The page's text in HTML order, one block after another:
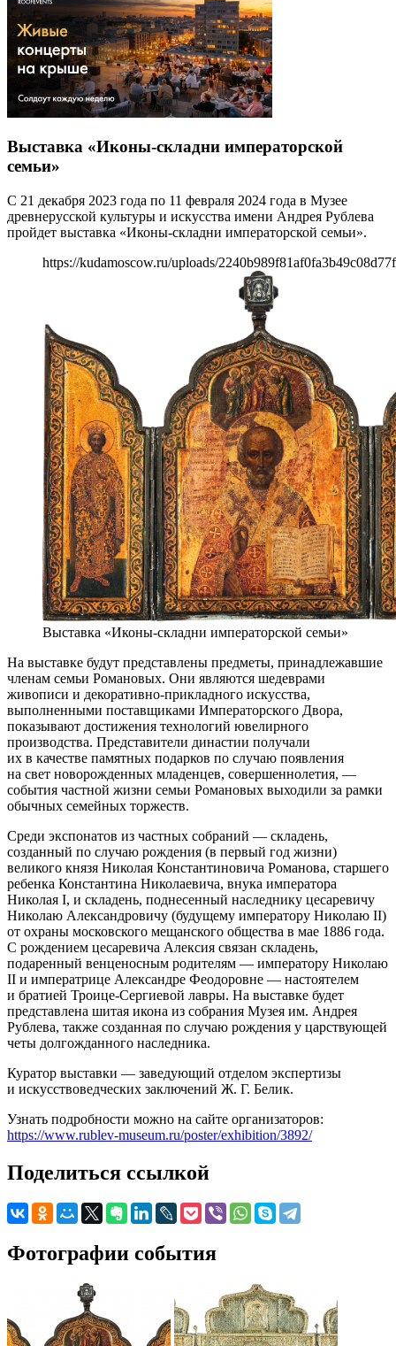
Выставка «Иконы-складни императорской
семьи»
С 21 декабря 2023 года по 11 февраля 2024 года в Музее
древнерусской культуры и искусства имени Андрея Рублева
пройдет выставка «Иконы-складни императорской семьи».
https://kudamoscow.ru/uploads/
Выставка «Иконы-складни императорской семьи»
На выставке будут представлены предметы, принадлежавшие
членам семьи Романовых. Они являются шедеврами
живописи и декоративно-прикладного искусства,
выполненными поставщиками Императорского Двора,
показывают достижения технологий ювелирного
производства. Представители династии получали
их в качестве памятных подарков по случаю появления
на свет новорожденных младенцев, совершеннолетия, —
события частной жизни семьи Романовых выходили за рамки
обычных семейных торжеств.
Среди экспонатов из частных собраний — складень,
созданный по случаю рождения (в первый год жизни)
великого князя Николая Константиновича Романова, старшего
ребенка Константина Николаевича, внука императора
Николая I, и складень, поднесенный наследнику цесаревичу
Николаю Александровичу (будущему императору Николаю II)
от охраны московского мещанского общества в мае 1886 года.
С рождением цесаревича Алексия связан складень,
подаренный венценосным родителям — императору Николаю
II и императрице Александре Феодоровне — настоятелем
и братией Троице-Сергиевой лавры. На выставке будет
представлена шитая икона из собрания Музея им. Андрея
Рублева, также созданная по случаю рождения у царствующей
четы долгожданного наследника.
Куратор выставки — заведующий отделом экспертизы
и искусствоведческих заключений Ж. Г. Белик.
Узнать подробности можно на сайте организаторов:
https://www.rublev-museum.ru/poster/exhibition/3892/
Поделиться ссылкой
Фотографии события